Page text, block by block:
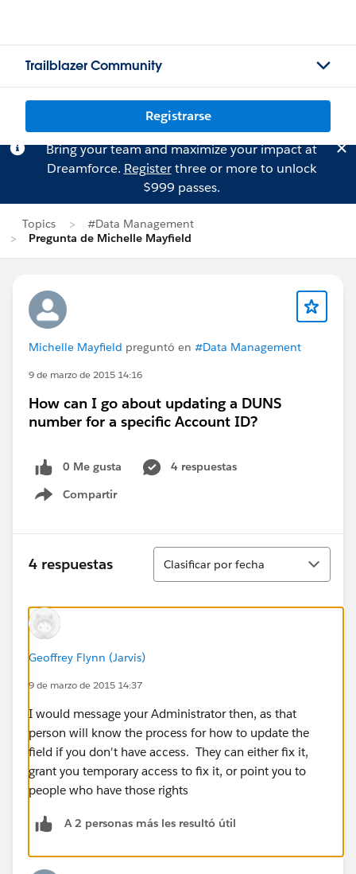
Trailblazer Community
Registrarse
Bring your team and maximize your impact at
Dreamforce. Registerthree or more to unlock
$999 passes.
Topics
#Data Management
Pregunta de Michelle Mayfield
Michelle Mayfield preguntó en #Data Management
9 de marzo de 2015 14:16
How can I go about updating a DUNS
number for a specific Account ID?
0 Me gusta
4 respuestas
Compartir
Show menu
4 respuestas
Ordenar
Clasificar por fecha
Geoffrey Flynn (Jarvis)
9 de marzo de 2015 14:37
I would message your Administrator then, as that
person will know the process for how to update the
field if you don't have access. They can either fix it,
grant you temporary access to fix it, or point you to
people who have those rights
A 2 personas más les resultó útil